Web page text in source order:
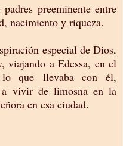
preeminente entre
nacimiento y riqueza.
especial de Dios,
viajando a Edessa, en el
que llevaba con él,
a vivir de limosna en la
en esa ciudad.